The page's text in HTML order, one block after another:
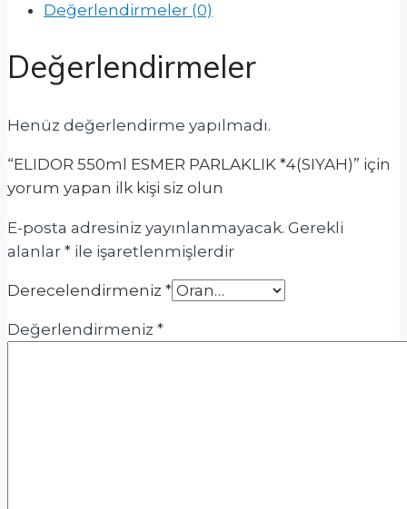
Değerlendirmeler (0)
Değerlendirmeler
Henüz değerlendirme yapılmadı.
“ELIDOR 550ml ESMER PARLAKLIK *4(SIYAH)” için
yorum yapan ilk kişi siz olun
E-posta adresiniz yayınlanmayacak. Gerekli
alanlar * ile işaretlenmişlerdir
Derecelendirmeniz *
Değerlendirmeniz *